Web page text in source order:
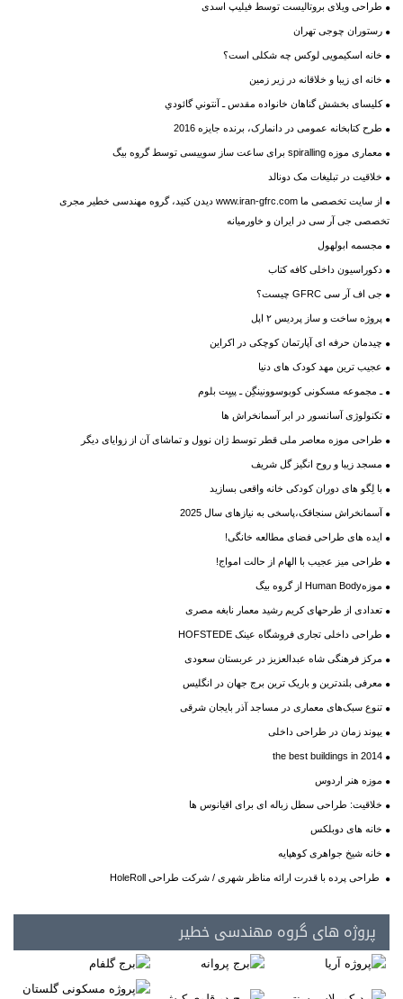
طراحی ویلای بروتالیست توسط فیلیپ اسدی
رستوران چوجی تهران
خانه اسکیمویی لوکس چه شکلی است؟
خانه ای زیبا و خلاقانه در زیر زمین
کلیسای بخشش گناهان خانواده مقدس ـ آنتوني گائودي
طرح کتابخانه عمومی در دانمارک، برنده جایزه 2016
معماری موزه spiralling برای ساعت ساز سوییسی توسط گروه بیگ
خلاقیت در تبلیغات مک دونالد
از سایت تخصصی ما www.iran-gfrc.com دیدن کنید، گروه مهندسی خطیر مجری
تخصصی جی آر سی در ایران و خاورمیانه
مجسمه ابولهول
دکوراسیون داخلی کافه کتاب
جی اف آر سی GFRC چیست؟
پروژه ساخت و ساز پردیس ۲ اپل
چیدمان حرفه ای آپارتمان کوچکی در اکراین
عجیب ترین مهد کودک های دنیا
ـ مجموعه مسکونی کوبوسوونینگِن ـ پییِت بلوم
تکنولوژی آسانسور در ابر آسمانخراش ها
طراحی موزه معاصر ملی قطر توسط ژان نوول و تماشای آن از زوایای دیگر
مسجد زیبا و روح انگیز گل شریف
با لِگو های دوران کودکی خانه واقعی بسازید
آسمانخراش سنجاقک،پاسخی به نیازهای سال 2025
ایده های طراحی فضای مطالعه خانگی!
طراحی میز عجیب با الهام از حالت امواج!
موزهHuman Body از گروه بیگ
تعدادی از طرحهای کریم رشید معمار نابغه مصری
طراحی داخلی تجاری فروشگاه عینک HOFSTEDE
مرکز فرهنگی شاه عبدالعزیز در عربستان سعودی
معرفی بلندترین و باریک ترین برج جهان در انگلیس
تنوع سبک‌های معماری در مساجد آذر بایجان شرقی‌
یپوند زمان در طراحی داخلی
the best buildings in 2014
موزه هنر اردوس
خلاقیت: طراحی سطل زباله ای برای اقیانوس ها
خانه های دوبلکس
خانه شیخ جواهری کوهپایه
طراحی پرده با قدرت ارائه مناظر شهری / شرکت طراحی HoleRoll
پروژه های گروه مهندسی خطیر